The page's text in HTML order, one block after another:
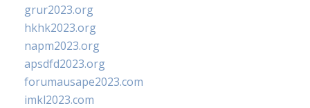
grur2023.org
hkhk2023.org
napm2023.org
apsdfd2023.org
forumausape2023.com
imkl2023.com